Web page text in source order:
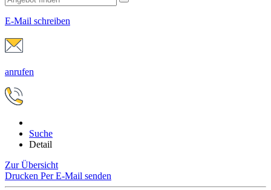
E-Mail schreiben
anrufen
Suche
Detail
Zur Übersicht
Drucken Per E-Mail senden